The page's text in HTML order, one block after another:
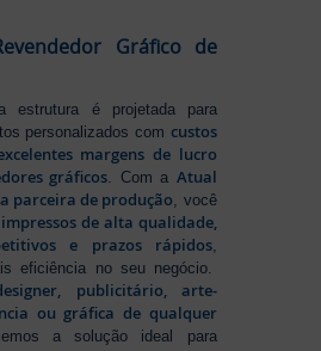
Gráfico de
estrutura é projetada para
personalizados com custos
margens de lucro
gráficos . Com a Atual
parceira de produção , você
impressos de alta qualidade,
e prazos rápidos,
eficiência no seu negócio.
publicitário, arte-
ou gráfica de qualquer
a solução ideal para